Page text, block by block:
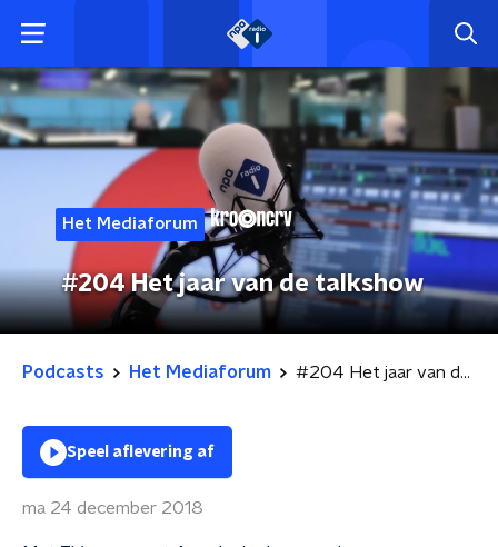
Het Mediaforum
#204 Het jaar van de talkshow
Podcasts Het Mediaforum #204 Het jaar van de talkshow
Speel aflevering af
ma 24 december 2018